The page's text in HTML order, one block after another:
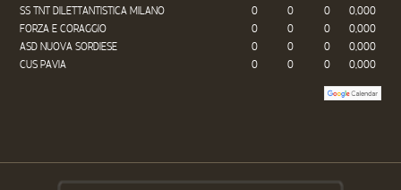
SS TNT DILETTANTISTICA MILANO
0 0 0
0,000
FORZA E CORAGGIO
0 0 0
0,000
ASD NUOVA SORDIESE
0 0 0
0,000
CUS PAVIA
0 0 0 0,000